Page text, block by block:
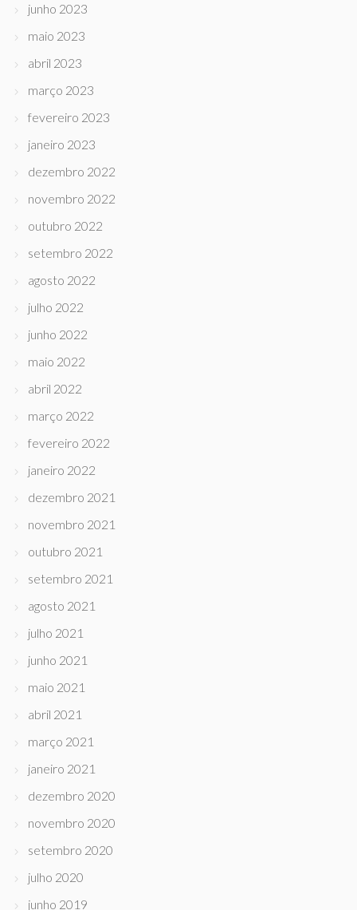
junho 2023
maio 2023
abril 2023
março 2023
fevereiro 2023
janeiro 2023
dezembro 2022
novembro 2022
outubro 2022
setembro 2022
agosto 2022
julho 2022
junho 2022
maio 2022
abril 2022
março 2022
fevereiro 2022
janeiro 2022
dezembro 2021
novembro 2021
outubro 2021
setembro 2021
agosto 2021
julho 2021
junho 2021
maio 2021
abril 2021
março 2021
janeiro 2021
dezembro 2020
novembro 2020
setembro 2020
julho 2020
junho 2019